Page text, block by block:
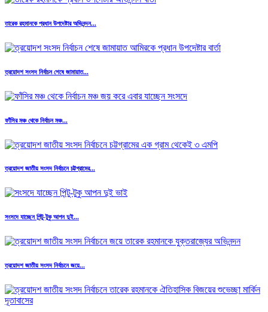
তারেক রহমানকে প্রধান উপদেষ্টার অভিনন্দন...
ত্রয়োদশ সংসদ নির্বাচন শেষে জামায়াত...
ফাঁসির মঞ্চ থেকে নির্বাচন মঞ্চ...
ত্রয়োদশ জাতীয় সংসদ নির্বাচনে চট্টগ্রামের...
সংসদে যাচ্ছেন পিন্টু-টুকু আপন দুই...
ত্রয়োদশ জাতীয় সংসদ নির্বাচনে জয়ে...